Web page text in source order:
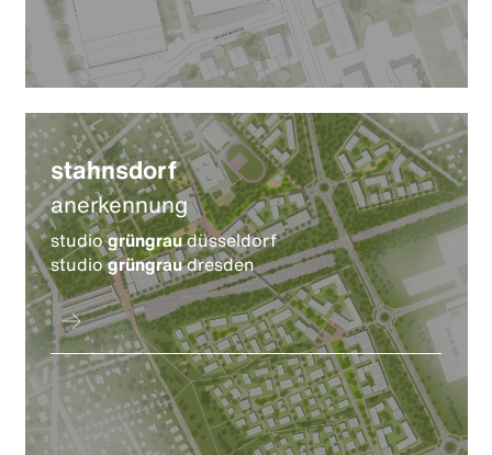
stahnsdorf
anerkennung
studiogrüngraudüsseldorf
studiogrüngraudresden